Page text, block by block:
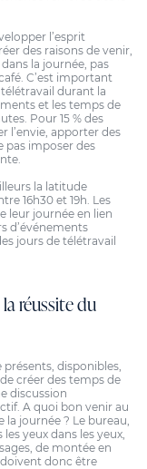
l’esprit
des raisons de venir,
la journée, pas
C’est important
durant la
et les temps de
Pour 15 % des
l’envie, apporter des
pas imposer des
la latitude
16h30 et 19h. Les
leur journée en lien
d’événements
jours de télétravail
réussite du
disponibles,
créer des temps de
discussion
A quoi bon venir au
la journée ? Le bureau,
yeux dans les yeux,
de montée en
donc être